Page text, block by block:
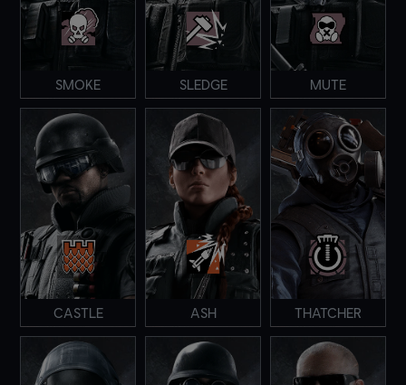
MUTE
SLEDGE
SMOKE
THATCHER
ASH
CASTLE